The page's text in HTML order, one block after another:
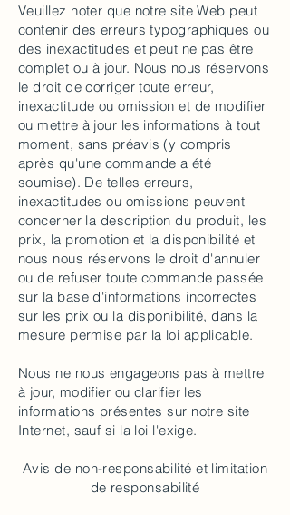
Veuillez noter que notre site Web peut
contenir des erreurs typographiques ou
des inexactitudes et peut ne pas être
complet ou à jour. Nous nous réservons
le droit de corriger toute erreur,
inexactitude ou omission et de modifier
ou mettre à jour les informations à tout
moment, sans préavis (y compris
après qu'une commande a été
soumise). De telles erreurs,
inexactitudes ou omissions peuvent
concerner la description du produit, les
prix, la promotion et la disponibilité et
nous nous réservons le droit d'annuler
ou de refuser toute commande passée
sur la base d'informations incorrectes
sur les prix ou la disponibilité, dans la
mesure permise par la loi applicable.
Nous ne nous engageons pas à mettre
à jour, modifier ou clarifier les
informations présentes sur notre site
Internet, sauf si la loi l'exige.
Avis de non-responsabilité et limitation
de responsabilité